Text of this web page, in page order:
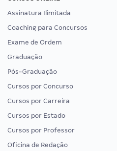
Assinatura Ilimitada
Coaching para Concursos
Exame de Ordem
Graduação
Pós-Graduação
Cursos por Concurso
Cursos por Carreira
Cursos por Estado
Cursos por Professor
Oficina de Redação